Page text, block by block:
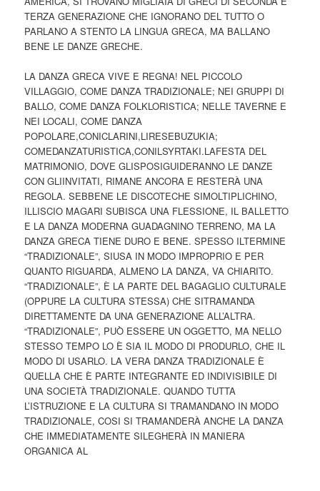
TERZA GENERAZIONE CHE IGNORANO DEL TUTTO O
PARLANO A STENTO LA LINGUA GRECA, MA BALLANO
BENE LE DANZE GRECHE.
LA DANZA GRECA VIVE E REGNA! NEL PICCOLO
VILLAGGIO, COME DANZA TRADIZIONALE; NEI GRUPPI DI
BALLO, COME DANZA FOLKLORISTICA; NELLE TAVERNE E
NEI LOCALI, COME DANZA
POPOLARE,CONICLARINI,LIRESEBUZUKIA;
COMEDANZATURISTICA,CONILSYRTAKI.LAFESTA DEL
MATRIMONIO, DOVE GLISPOSIGUIDERANNO LE DANZE
CON GLIINVITATI, RIMANE ANCORA E RESTERÀ UNA
REGOLA. SEBBENE LE DISCOTECHE SIMOLTIPLICHINO,
ILLISCIO MAGARI SUBISCA UNA FLESSIONE, IL BALLETTO
E LA DANZA MODERNA GUADAGNINO TERRENO, MA LA
DANZA GRECA TIENE DURO E BENE. SPESSO ILTERMINE
“TRADIZIONALE”, SIUSA IN MODO IMPROPRIO E PER
QUANTO RIGUARDA, ALMENO LA DANZA, VA CHIARITO.
“TRADIZIONALE”, È LA PARTE DEL BAGAGLIO CULTURALE
(OPPURE LA CULTURA STESSA) CHE SITRAMANDA
DIRETTAMENTE DA UNA GENERAZIONE ALL’ALTRA.
“TRADIZIONALE”, PUÒ ESSERE UN OGGETTO, MA NELLO
STESSO TEMPO LO È SIA IL MODO DI PRODURLO, CHE IL
MODO DI USARLO. LA VERA DANZA TRADIZIONALE È
QUELLA CHE È PARTE INTEGRANTE ED INDIVISIBILE DI
UNA SOCIETÀ TRADIZIONALE. QUANDO TUTTA
L’ISTRUZIONE E LA CULTURA SI TRAMANDANO IN MODO
TRADIZIONALE, COSI SI TRAMANDERÀ ANCHE LA DANZA
CHE IMMEDIATAMENTE SILEGHERÀ IN MANIERA
ORGANICA AL